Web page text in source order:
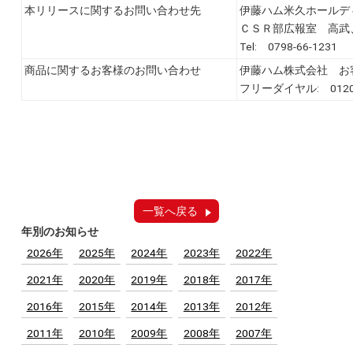
本リリースに関するお問い合わせ先
伊藤ハム米久ホ
ＣＳＲ部広報室 高武
Tel: 0798-66-1231
商品に関するお客様のお問い合わせ
伊藤ハム株式会社 お
フリーダイヤル:
一覧へ戻る
年別のお知らせ
2026年
2025年 2024年 2023年 2022年
2021年 2020年 2019年 2018年 2017年
2016年 2015年 2014年 2013年 2012年
2011年 2010年 2009年 2008年 2007年